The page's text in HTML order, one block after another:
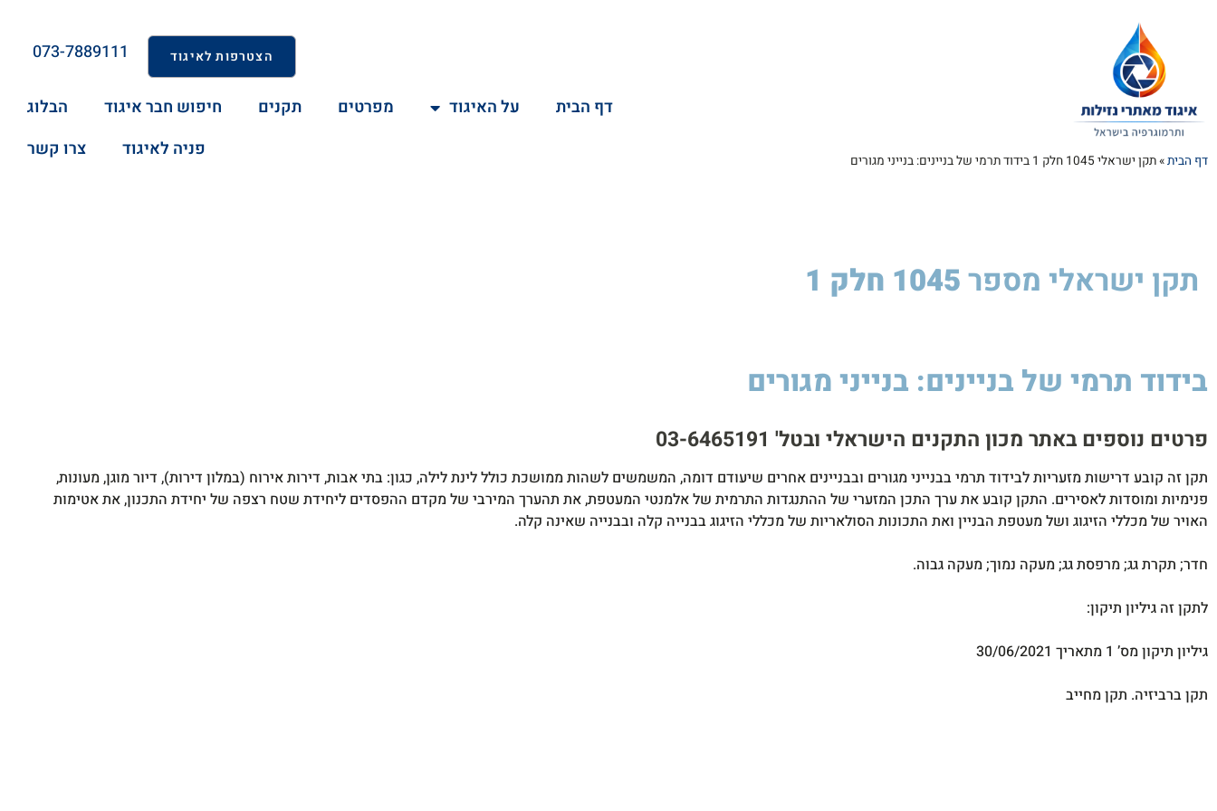
דף הבית»תקן ישראלי 1045 חלק 1 בידוד תרמי של בניינים: בנייני מגורים
הצטרפות לאיגוד 073-7889111
דף הבית על האיגוד מפרטים תקנים חיפוש חבר איגוד
הבלוג
פניה לאיגוד
צרו קשר
תקן ישראלי מספר1045 חלק 1
בידוד תרמי של בניינים: בנייני מגורים
פרטים נוספים באתר מכון התקנים הישראלי ובטל' 03-6465191​
תקן זה קובע דרישות מזעריות לבידוד תרמי בבנייני מגורים ובבניינים אחרים שיעודם דומה, המשמשים לשהות ממושכת כולל לינת לילה, כגון: בתי אבות, דירות אירוח (במלון דירות), דיור מוגן, מעונות,
פנימיות ומוסדות לאסירים. התקן קובע את ערך התכן המזערי של ההתנגדות התרמית של אלמנטי המעטפת, את תהערך המירבי של מקדם ההפסדים ליחידת שטח רצפה של יחידת התכנון, את אטימות
האויר של מכללי הזיגוג ושל מעטפת הבניין ואת התכונות הסולאריות של מכללי הזיגוג בבנייה קלה ובבנייה שאינה קלה.
חדר; תקרת גג; מרפסת גג; מעקה נמוך; מעקה גבוה.
לתקן זה גיליון תיקון:
גיליון תיקון מס’ 1 מתאריך 30/06/2021
תקן ברביזיה. תקן מחייב